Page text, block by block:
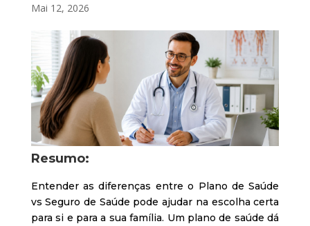
Mai 12, 2026
Resumo:
Entender as diferenças entre o Plano de Saúde
vs Seguro de Saúde pode ajudar na escolha certa
para si e para a sua família. Um plano de saúde dá